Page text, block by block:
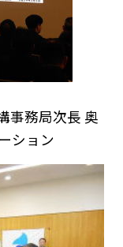
事務局次長 奥
ション